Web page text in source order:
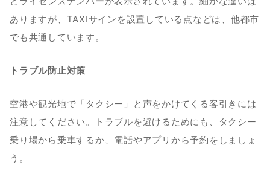
ありますが、TAXIサインを設置している点などは、他都市
でも共通しています。
トラブル防止対策
空港や観光地で「タクシー」と声をかけてくる客引きには
注意してください。トラブルを避けるためにも、タクシー
乗り場から乗車するか、電話やアプリから予約をしましょ
う。